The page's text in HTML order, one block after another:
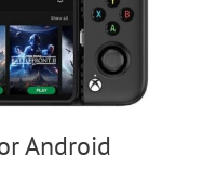
Android